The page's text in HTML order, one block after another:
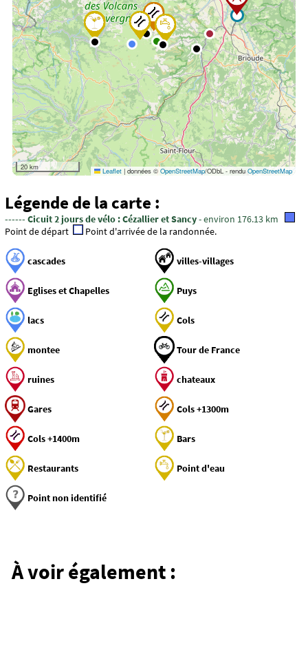
20 km Leaflet | données ©OpenStreetMap/ODbL - renduOpenStreetMap
Légende de la carte :
------ Cicuit 2 jours de vélo : Cézallier et Sancy- environ 176.13 km
Point de départ
Point d'arrivée de la randonnée.
cascades villes-villages
Eglises et Chapelles Puys
lacs Cols
montee Tour de France
ruines chateaux
Gares Cols +1300m
Cols +1400m Bars
Restaurants Point d'eau
Point non identifié
À voir également :
Traversées en Auvergne